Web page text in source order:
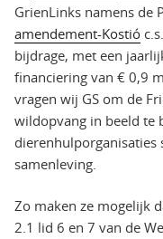
GrienLinks namens de
amendement-Kostió
bijdrage, met een
financiering van € 0,9
vragen wij GS om de
wildopvang in beeld te
dierenhulporganisaties
samenleving.
Zo maken ze mogelijk
2.1 lid 6 en 7 van de